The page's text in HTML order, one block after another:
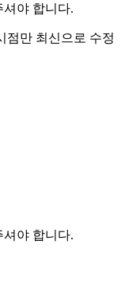
셔야 합니다.
점만 최신으로 수정
셔야 합니다.